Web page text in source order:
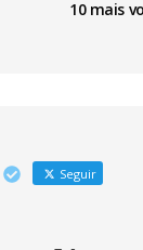
10 mais
Seguir